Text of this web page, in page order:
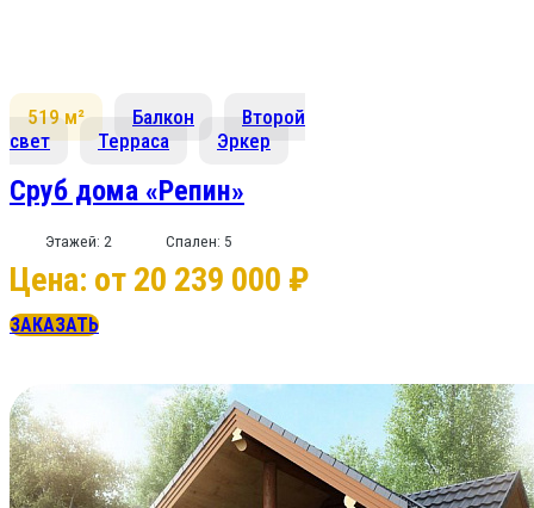
519 м² Балкон
Второй
свет
Терраса Эркер
Сруб дома «Репин»
Этажей: 2 Спален: 5
Цена: от 20 239 000 ₽
ЗАКАЗАТЬ